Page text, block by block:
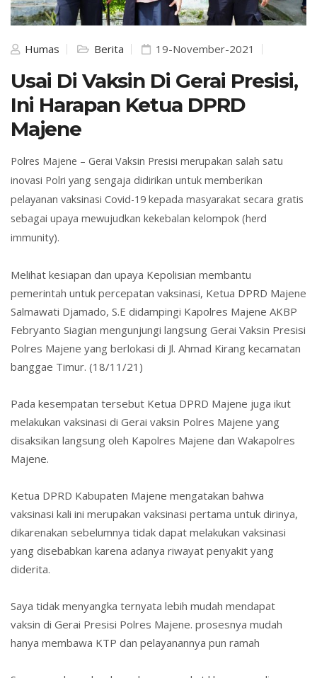
Humas Berita 19-November-2021
Usai Di Vaksin Di Gerai Presisi,
Ini Harapan Ketua DPRD
Majene
Polres Majene – Gerai Vaksin Presisi merupakan salah satu
inovasi Polri yang sengaja didirikan untuk memberikan
pelayanan vaksinasi Covid-19 kepada masyarakat secara gratis
sebagai upaya mewujudkan kekebalan kelompok (herd
immunity).
Melihat kesiapan dan upaya Kepolisian membantu
pemerintah untuk percepatan vaksinasi, Ketua DPRD Majene
Salmawati Djamado, S.E didampingi Kapolres Majene AKBP
Febryanto Siagian mengunjungi langsung Gerai Vaksin Presisi
Polres Majene yang berlokasi di Jl. Ahmad Kirang kecamatan
banggae Timur. (18/11/21)
Pada kesempatan tersebut Ketua DPRD Majene juga ikut
melakukan vaksinasi di Gerai vaksin Polres Majene yang
disaksikan langsung oleh Kapolres Majene dan Wakapolres
Majene.
Ketua DPRD Kabupaten Majene mengatakan bahwa
vaksinasi kali ini merupakan vaksinasi pertama untuk dirinya,
dikarenakan sebelumnya tidak dapat melakukan vaksinasi
yang disebabkan karena adanya riwayat penyakit yang
diderita.
Saya tidak menyangka ternyata lebih mudah mendapat
vaksin di Gerai Presisi Polres Majene. prosesnya mudah
hanya membawa KTP dan pelayanannya pun ramah